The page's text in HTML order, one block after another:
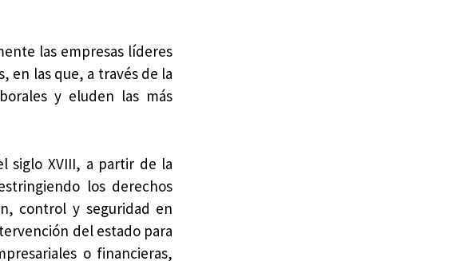
las empresas líderes
en las que, a través de la
y eluden las más
siglo XVIII, a partir de la
los derechos
control y seguridad en
del estado para
o financieras,